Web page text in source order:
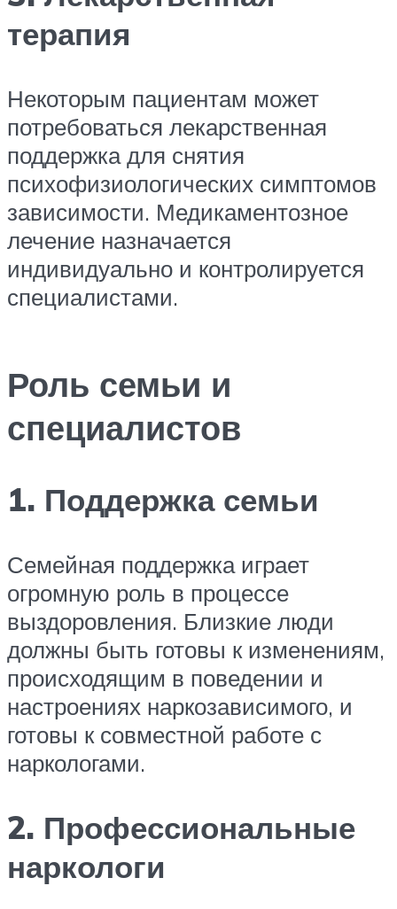
терапия
Некоторым пациентам может
потребоваться лекарственная
поддержка для снятия
психофизиологических симптомов
зависимости. Медикаментозное
лечение назначается
индивидуально и контролируется
специалистами.
Роль семьи и
специалистов
1. Поддержка семьи
Семейная поддержка играет
огромную роль в процессе
выздоровления. Близкие люди
должны быть готовы к изменениям,
происходящим в поведении и
настроениях наркозависимого, и
готовы к совместной работе с
наркологами.
2. Профессиональные
наркологи